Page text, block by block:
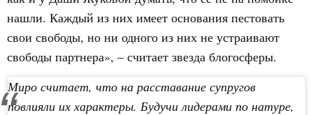
нашли. Каждый из них имеет основания пестовать
свои свободы, но ни одного из них не устраивают
свободы партнера», – считает звезда блогосферы.
Миро считает, что на расставание супругов
повлияли их характеры. Будучи лидерами по натуре,